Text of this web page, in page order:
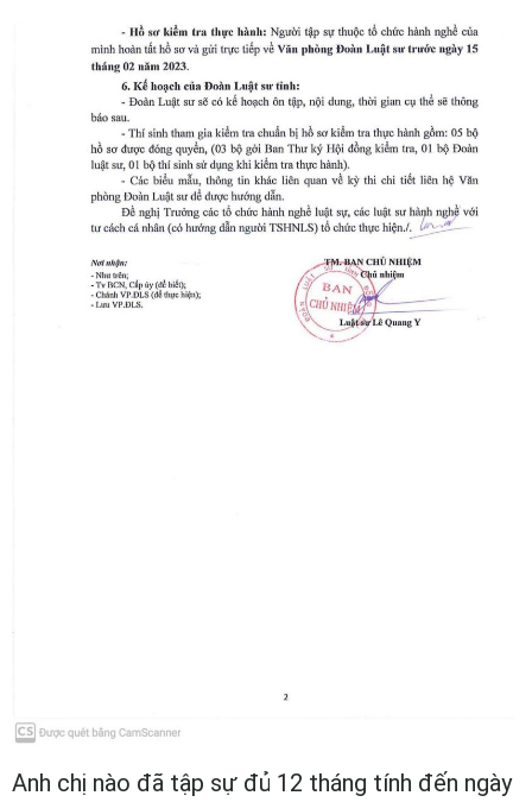
Anh chị nào đã tập sự đủ 12 tháng tính đến ngày